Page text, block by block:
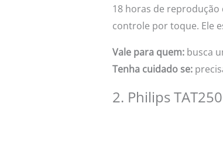
18 horas de
controle por toque. Ele
Vale para quem: busca
Tenha cuidado se:
2. Philips